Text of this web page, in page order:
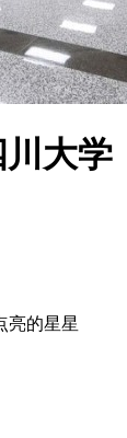
大学